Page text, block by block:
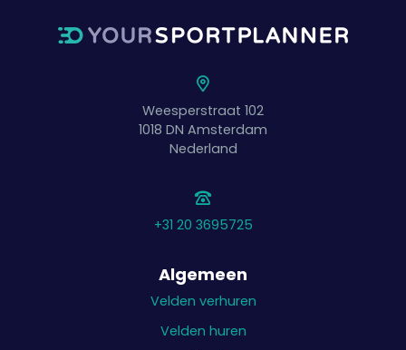
Weesperstraat 102
1018 DN Amsterdam
Nederland
+31 20 3695725
Algemeen
Velden verhuren
Velden huren